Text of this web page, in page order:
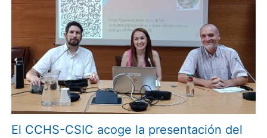
El CCHS-CSIC acoge la presentación del